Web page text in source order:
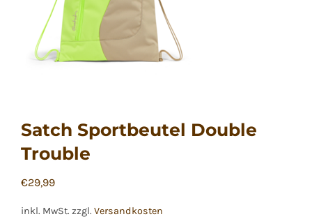
Satch Sportbeutel Double
Trouble
€29,99
inkl. MwSt. zzgl. Versandkosten